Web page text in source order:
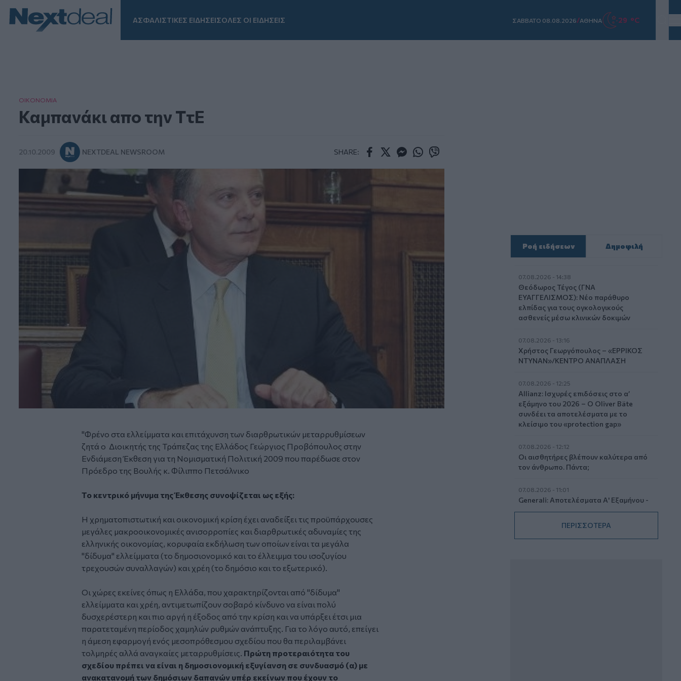
ΑΣΦΑΛΙΣΤΙΚΕΣ ΕΙΔΗΣΕΙΣΟΛΕΣ ΟΙ ΕΙΔΗΣΕΙΣ ΣAΒΒΑΤΟ 08.08.2026/ΑΘΗΝΑ 29 °C
ΟΙΚΟΝΟΜΙΑ
Καμπανάκι απο την ΤτΕ
20.10.2009 NEXTDEAL NEWSROOM SHARE:
"Φρένο στα ελλείμματα και επιτάχυνση των διαρθρωτικών μεταρρυθμίσεων
ζητά ο Διοικητής της Τράπεζας της Ελλάδος Γεώργιος Προβόπουλος στην
Ενδιάμεση Έκθεση για τη Νομισματική Πολιτική 2009 που παρέδωσε στον
Πρόεδρο της Βουλής κ. Φίλιππο Πετσάλνικο
To κεντρικό μήνυμα της Έκθεσης συνοψίζεται ως εξής:
Η χρηματοπιστωτική και οικονομική κρίση έχει αναδείξει τις προϋπάρχουσες
μεγάλες μακροοικονομικές ανισορροπίες και διαρθρωτικές αδυναμίες της
ελληνικής οικονομίας, κορυφαία εκδήλωση των οποίων είναι τα μεγάλα
"δίδυμα" ελλείμματα (το δημοσιονομικό και το έλλειμμα του ισοζυγίου
τρεχουσών συναλλαγών) και χρέη (το δημόσιο και το εξωτερικό).
Οι χώρες εκείνες όπως η Ελλάδα, που χαρακτηρίζονται από "δίδυμα"
ελλείμματα και χρέη, αντιμετωπίζουν σοβαρό κίνδυνο να είναι πολύ
δυσχερέστερη και πιο αργή η έξοδος από την κρίση και να υπάρξει έτσι μια
παρατεταμένη περίοδος χαμηλών ρυθμών ανάπτυξης. Για το λόγο αυτό, επείγει
η άμεση εφαρμογή ενός μεσοπρόθεσμου σχεδίου που θα περιλαμβάνει
τολμηρές αλλά αναγκαίες μεταρρυθμίσεις. Πρώτη προτεραιότητα του
σχεδίου πρέπει να είναι η δημοσιονομική εξυγίανση σε συνδυασμό (α) με
ανακατανομή των δημόσιων δαπανών υπέρ εκείνων που έχουν το
Ροή ειδήσεων Δημοφιλή
07.08.2026 - 14:38
Θεόδωρος Τέγος (ΓΝΑ
ΕΥΑΓΓΕΛΙΣΜΟΣ): Νέο παράθυρο
ελπίδας για τους ογκολογικούς
ασθενείς μέσω κλινικών δοκιμών
07.08.2026 - 13:16
Χρήστος Γεωργόπουλος – «ΕΡΡΙΚΟΣ
ΝΤΥΝΑΝ»/ΚΕΝΤΡΟ ΑΝΑΠΛΑΣΗ
07.08.2026 - 12:25
Allianz: Ισχυρές επιδόσεις στο α’
εξάμηνο του 2026 – Ο Oliver Bäte
συνδέει τα αποτελέσματα με το
κλείσιμο του «protection gap»
07.08.2026 - 12:12
Οι αισθητήρες βλέπουν καλύτερα από
τον άνθρωπο. Πάντα;
07.08.2026 - 11:01
Generali: Αποτελέσματα Α' Εξαμήνου -
Εξαιρετική ανάπτυξη στα Λειτουργικά
Αποτελέσματα με συμβολή από όλες
τις επιχειρηματικές δραστηριότητες
ΠΕΡΙΣΣΟΤΕΡΑ